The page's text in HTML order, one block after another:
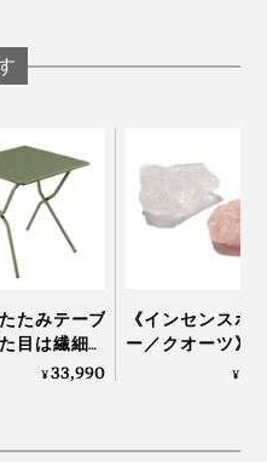
｜UYUNI
たたみテーブ
目は繊細な
水や紫外線に
¥33,990
《インセンスホ
ー／クオーツ》
をととのえる、
¥